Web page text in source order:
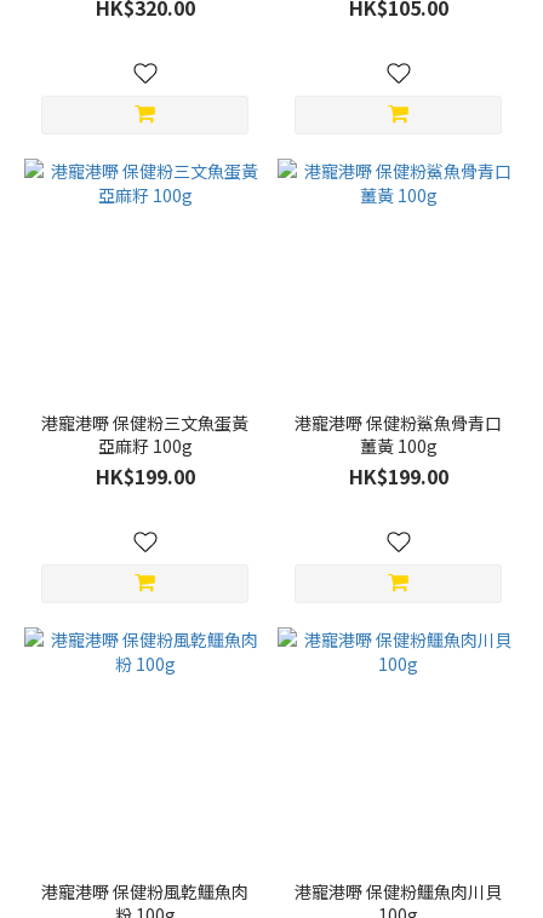
HK$320.00 HK$105.00
港寵港嘢 保健粉三文魚蛋黃
亞麻籽 100g
HK$199.00
港寵港嘢 保健粉鯊魚骨青口
薑黃 100g
HK$199.00
港寵港嘢 保健粉風亁鱷魚肉
港寵港嘢 保健粉鱷魚肉川貝